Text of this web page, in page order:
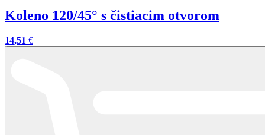
Koleno 120/45° s čistiacim otvorom
14,51 €